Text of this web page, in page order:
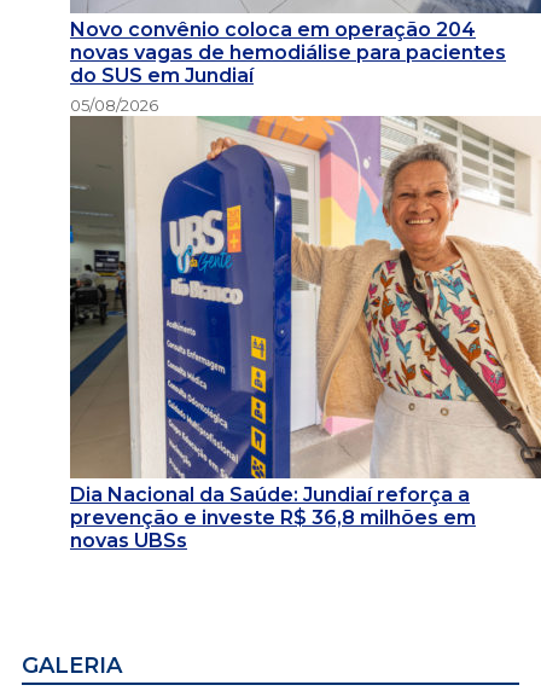
Novo convênio coloca em operação 204
novas vagas de hemodiálise para pacientes
do SUS em Jundiaí
05/08/2026
Dia Nacional da Saúde: Jundiaí reforça a
prevenção e investe R$ 36,8 milhões em
novas UBSs
GALERIA